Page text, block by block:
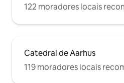
122 moradores locais
Catedral de Aarhus
119 moradores locais